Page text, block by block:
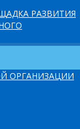
РАЗВИТИЯ
ОРГАНИЗАЦИИ